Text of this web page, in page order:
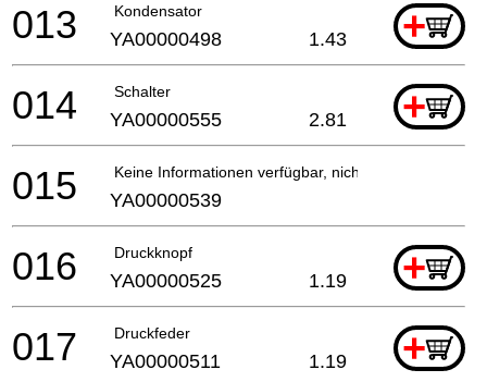
Kondensator +
013 YA00000498 1.43
Schalter +
014 YA00000555 2.81
Keine Informationen verfügbar, nicht bestellbar
015 YA00000539
Druckknopf +
016 YA00000525 1.19
Druckfeder +
017 YA00000511 1.19